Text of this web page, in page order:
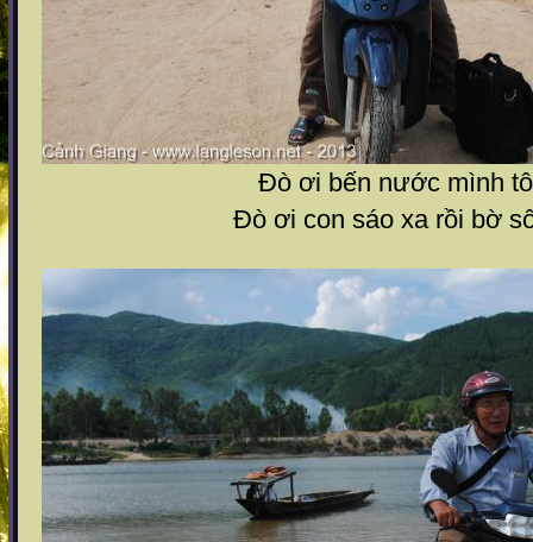
Đò ơi bến nước mình
Đò ơi con sáo xa rồi bờ